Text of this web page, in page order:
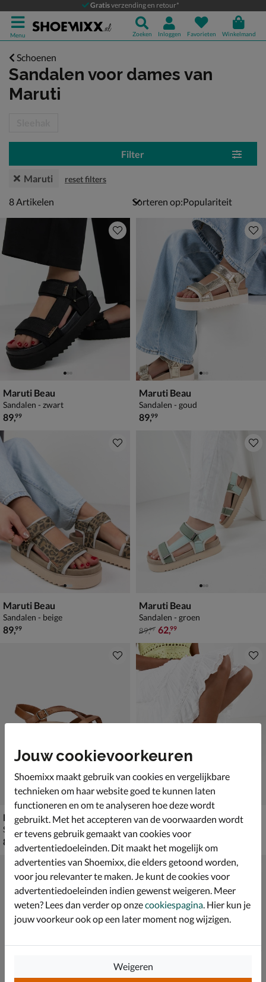
Gratisverzending en retour*
Menu Zoeken Inloggen Favorieten Winkelmand
Schoenen
Sandalen voor dames van
Maruti
Filter
Maruti reset filters
8 artikelen
8Artikelen Sorteren op:
Maruti Beau
Sandalen - zwart
€ 89,99
89,99
Maruti Beau
Sandalen - goud
€ 89,99
89,99
Maruti Beau
Sandalen - beige
€ 89,99
89,99
Maruti Beau
Sandalen - groen
van € 89,99 voor € 62,99
89,99 62,99
Maruti Fae
Sandalen - cognac
€ 89,99
89
Maruti Fae
Sandalen - bruin
89
Jouw cookievoorkeuren
Shoemixx maakt gebruik van cookies en vergelijkbare
technieken om haar website goed te kunnen laten
functioneren en om te analyseren hoe deze wordt
gebruikt. Met het accepteren van de voorwaarden wordt
er tevens gebruik gemaakt van cookies voor
advertentiedoeleinden. Dit maakt het mogelijk om
advertenties van Shoemixx, die elders getoond worden,
voor jou relevanter te maken. Je kunt de cookies voor
advertentiedoeleinden indien gewenst weigeren. Meer
weten? Lees dan verder op onzecookiespagina . Hier kun je
jouw voorkeur ook op een later moment nog wijzigen.
Weigeren